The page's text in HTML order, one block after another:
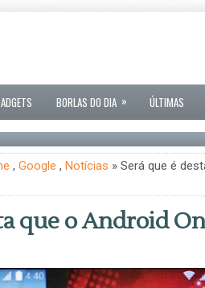
BORLAS DO DIA » ÚLTIMAS
, Google , Notícias » Será que é
que o Android